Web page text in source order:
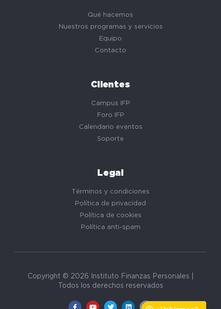
Qué hacemos
Nuestros programas y servicios
Equipo
Contacto
Clientes
Campus IFP
Foro IFP
Calendario eventos
Soporte
Legal
Términos y condiciones
Política de privacidad
Política de cookies
Política anti-spam
Copyright © 2026 Instituto Finanzas Personales |
Todos los derechos reservados